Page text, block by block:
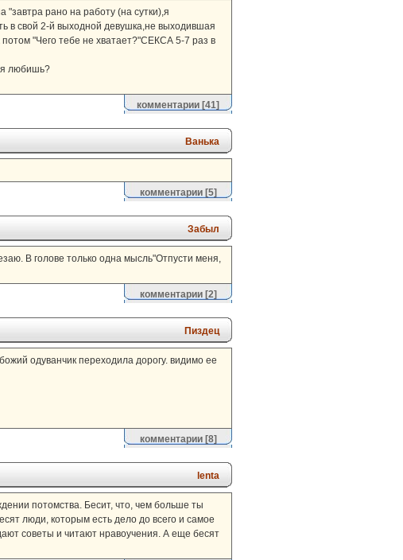
"завтра рано на работу (на сутки),я
в свой 2-й выходной девушка,не выходившая
потом "Чего тебе не хватает?"СЕКСА 5-7 раз в
любишь?
комментарии [41]
Ванька
комментарии[5]
Забыл
В голове только одна мысль"Отпусти меня,
комментарии[2]
Пиздец
одуванчик переходила дорогу. видимо ее
комментарии[8]
lenta
потомства. Бесит, что, чем больше ты
люди, которым есть дело до всего и самое
советы и читают нравоучения. А еще бесят